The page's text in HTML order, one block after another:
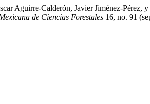
Aguirre-Calderón, Javier Jiménez-
de Ciencias Forestales 16, no. 91